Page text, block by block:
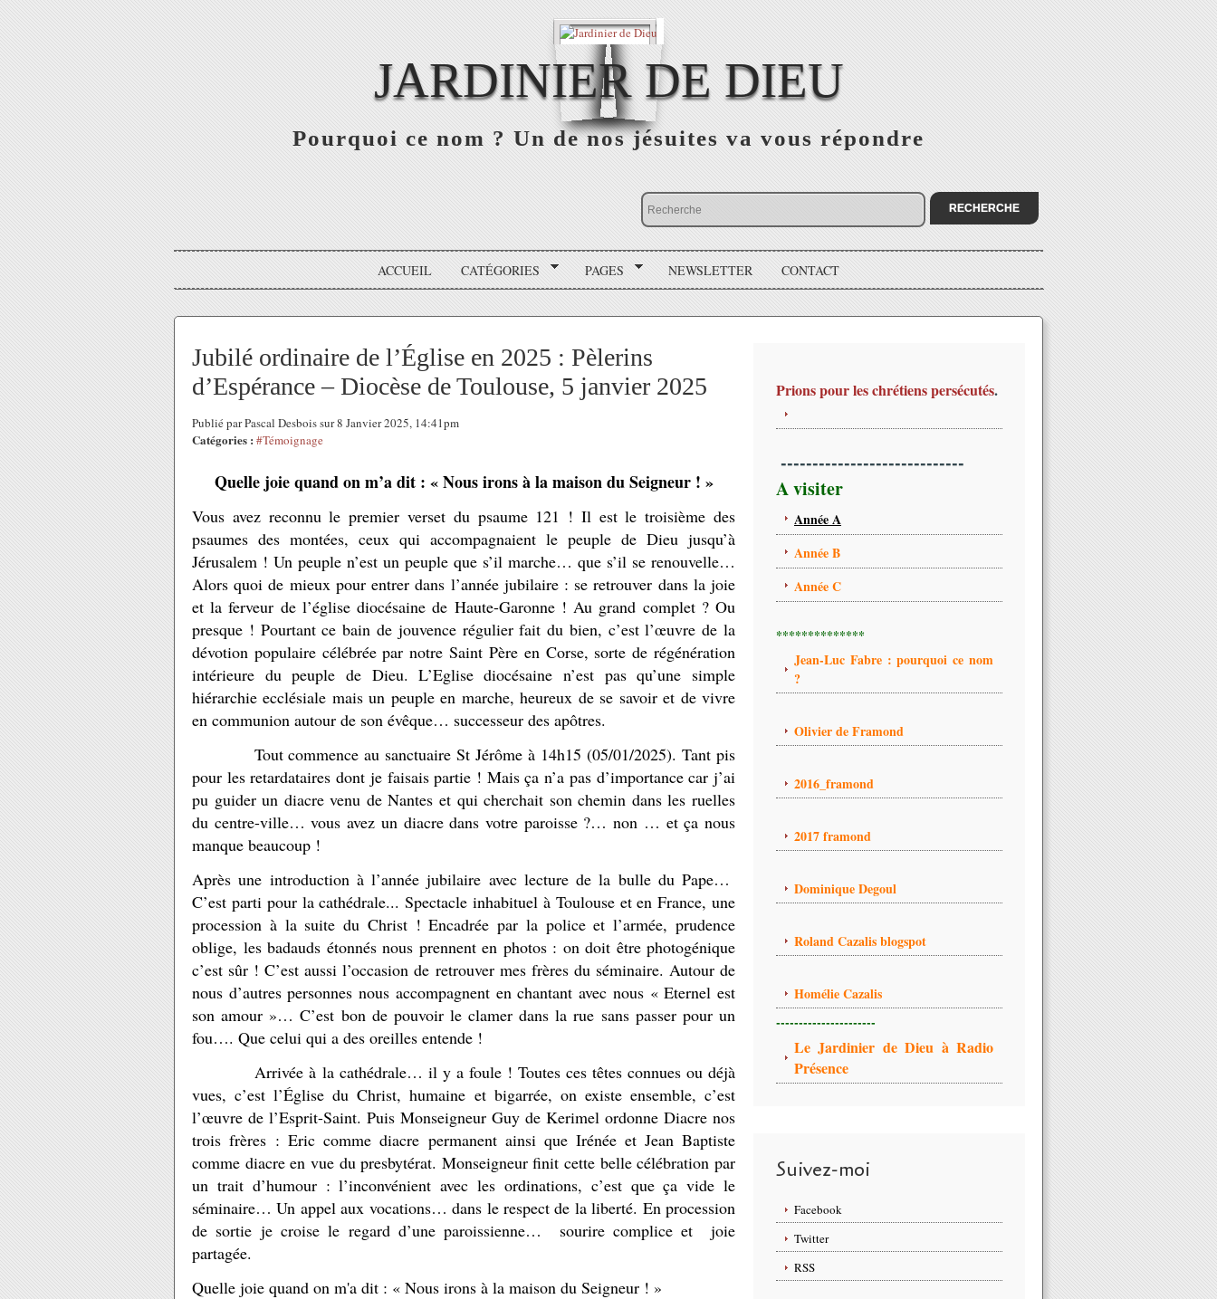
JARDINIER DE DIEU
Pourquoi ce nom ? Un de nos jésuites va vous répondre
ACCUEIL CATÉGORIES PAGES NEWSLETTER CONTACT
Jubilé ordinaire de l’Église en 2025 : Pèlerins
d’Espérance – Diocèse de Toulouse, 5 janvier 2025
Publié par Pascal Desbois sur 8 Janvier 2025, 14:41pm
Catégories : #Témoignage
Quelle joie quand on m’a dit : « Nous irons à la maison du Seigneur ! »
Vous avez reconnu le premier verset du psaume 121 ! Il est le troisième des
psaumes des montées, ceux qui accompagnaient le peuple de Dieu jusqu’à
Jérusalem ! Un peuple n’est un peuple que s’il marche… que s’il se renouvelle…
Alors quoi de mieux pour entrer dans l’année jubilaire : se retrouver dans la joie
et la ferveur de l’église diocésaine de Haute-Garonne ! Au grand complet ? Ou
presque ! Pourtant ce bain de jouvence régulier fait du bien, c’est l’œuvre de la
dévotion populaire célébrée par notre Saint Père en Corse, sorte de régénération
intérieure du peuple de Dieu. L’Eglise diocésaine n’est pas qu’une simple
hiérarchie ecclésiale mais un peuple en marche, heureux de se savoir et de vivre
en communion autour de son évêque… successeur des apôtres.
Tout commence au sanctuaire St Jérôme à 14h15 (05/01/2025). Tant pis
pour les retardataires dont je faisais partie ! Mais ça n’a pas d’importance car j’ai
pu guider un diacre venu de Nantes et qui cherchait son chemin dans les ruelles
du centre-ville… vous avez un diacre dans votre paroisse ?… non … et ça nous
manque beaucoup !
Après une introduction à l’année jubilaire avec lecture de la bulle du Pape…
C’est parti pour la cathédrale... Spectacle inhabituel à Toulouse et en France, une
procession à la suite du Christ ! Encadrée par la police et l’armée, prudence
oblige, les badauds étonnés nous prennent en photos : on doit être photogénique
c’est sûr ! C’est aussi l’occasion de retrouver mes frères du séminaire. Autour de
nous d’autres personnes nous accompagnent en chantant avec nous « Eternel est
son amour »… C’est bon de pouvoir le clamer dans la rue sans passer pour un
fou…. Que celui qui a des oreilles entende !
Arrivée à la cathédrale… il y a foule ! Toutes ces têtes connues ou déjà
vues, c’est l’Église du Christ, humaine et bigarrée, on existe ensemble, c’est
l’œuvre de l’Esprit-Saint. Puis Monseigneur Guy de Kerimel ordonne Diacre nos
trois frères : Eric comme diacre permanent ainsi que Irénée et Jean Baptiste
comme diacre en vue du presbytérat. Monseigneur finit cette belle célébration par
un trait d’humour : l’inconvénient avec les ordinations, c’est que ça vide le
séminaire… Un appel aux vocations… dans le respect de la liberté. En procession
de sortie je croise le regard d’une paroissienne… sourire complice et joie
partagée.
Quelle joie quand on m'a dit : « Nous irons à la maison du Seigneur ! »
Prions pour les chrétiens persécutés.
-----------------------------
A visiter
Année A
Année B
Année C
**************
Jean-Luc Fabre : pourquoi ce nom
?
Olivier de Framond
2016_framond
2017 framond
Dominique Degoul
Roland Cazalis blogspot
Homélie Cazalis
----------------------
Le Jardinier de Dieu à Radio
Présence
Suivez-moi
Facebook
Twitter
RSS